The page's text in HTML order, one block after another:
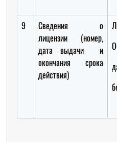
9
Сведения о
лицензии (номер,
дата выдачи и
окончания срока
действия)